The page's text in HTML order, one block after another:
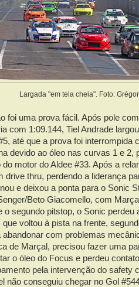
Largada "em tela cheia". Foto:
foi uma prova fácil. Após pole
com 1:09.144, Tiel Andrade
até que a prova foi interrompida
devido ao óleo nas curvas 1 e 2,
do motor do Aldee #33. Após a
drive thru, perdendo a liderança
e deixou a ponta para o Sonic
Beto Giacomello, com
o segundo pitstop, o Sonic perdeu
que voltou à pista na frente,
abandonar com problemas
de Marçal, precisou fazer uma
o óleo do Focus e perdeu
pela intervenção do safety
não conseguiu chegar no Gol